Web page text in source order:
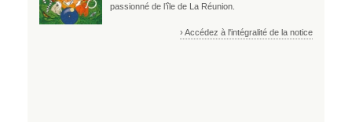
passionné de l’île de La Réunion.
› Accédez à l'intégralité de la notice